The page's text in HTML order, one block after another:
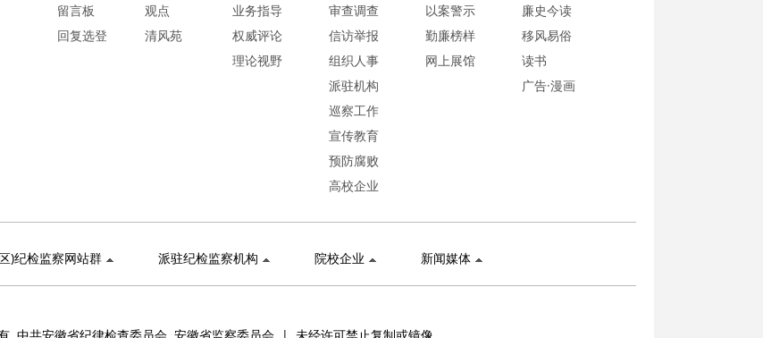
留言板
回复选登
观点
清风苑
业务指导
权威评论
理论视野
审查调查
信访举报
组织人事
派驻机构
巡察工作
宣传教育
预防腐败
高校企业
以案警示
勤廉榜样
网上展馆
廉史今读
移风易俗
读书
广告·漫画
)纪检监察网站群 派驻纪检监察机构 院校企业 新闻媒体